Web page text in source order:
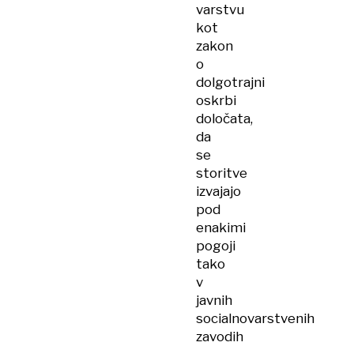
varstvu
kot
zakon
o
dolgotrajni
oskrbi
določata,
da
se
storitve
izvajajo
pod
enakimi
pogoji
tako
v
javnih
socialnovarstvenih
zavodih